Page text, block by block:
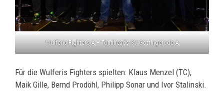
Wulferis Fighters A – Tönnheads SV Göttingerode A
Für die Wulferis Fighters spielten: Klaus Menzel (TC),
Maik Gille, Bernd Prodöhl, Philipp Sonar und Ivor Stalinski.